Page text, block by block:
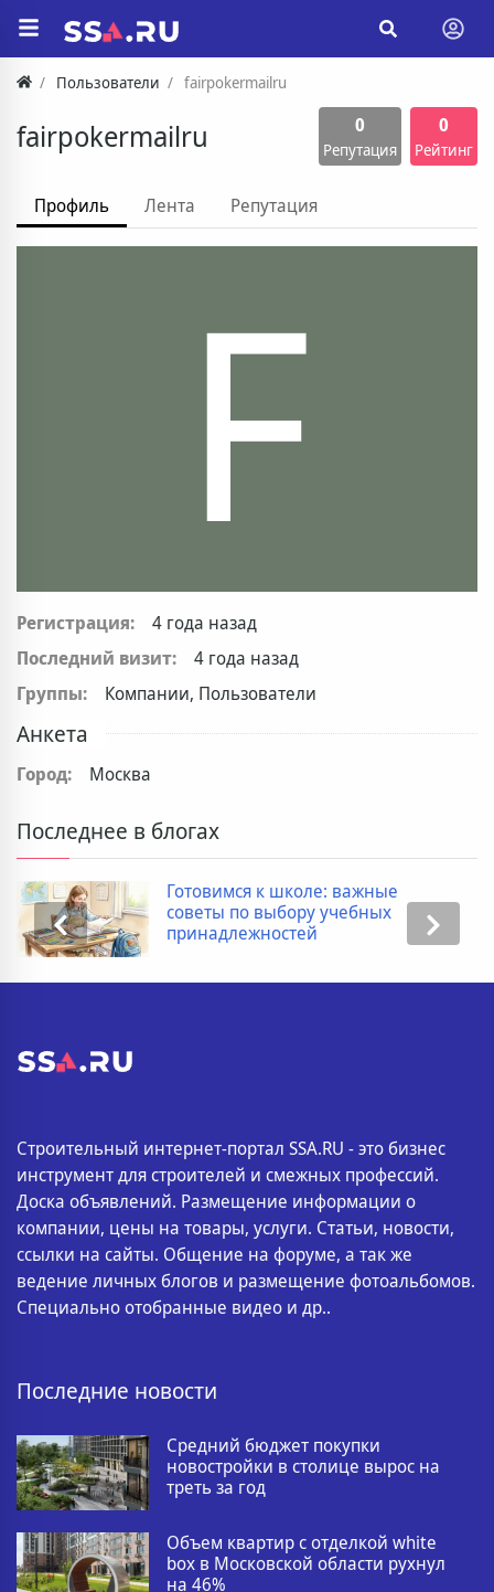
Пользователи fairpokermailru
fairpokermailru 0
Репутация
0
Рейтинг
Профиль Лента Репутация
F
Регистрация:
4 года назад
Последний визит:
4 года назад
Группы:
Компании, Пользователи
Анкета
Город: Москва
Последнее в блогах
Готовимся к школе: важные
советы по выбору учебных
принадлежностей
Строительный интернет-портал SSA.RU - это бизнес
инструмент для строителей и смежных профессий.
Доска объявлений. Размещение информации о
компании, цены на товары, услуги. Статьи, новости,
ссылки на сайты. Общение на форуме, а так же
ведение личных блогов и размещение фотоальбомов.
Специально отобранные видео и др..
Последние новости
Средний бюджет покупки
новостройки в столице вырос на
треть за год
Объем квартир с отделкой white
box в Московской области рухнул
на 46%